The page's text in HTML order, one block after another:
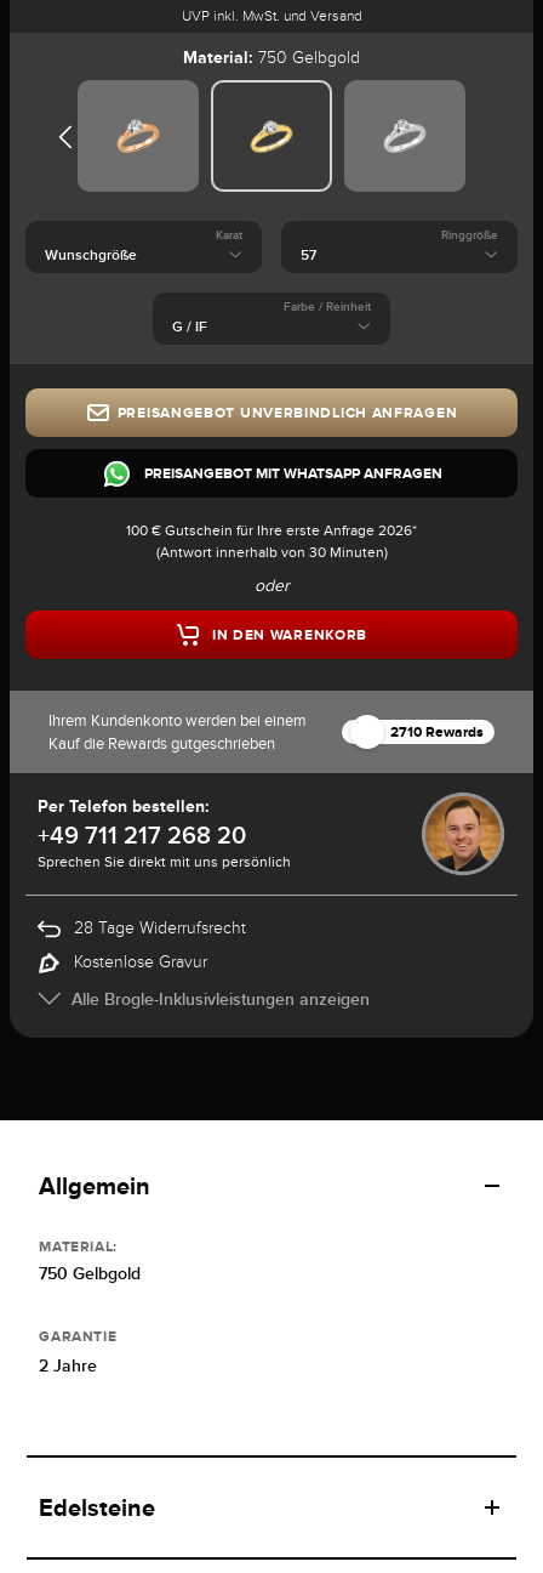
UVP inkl. MwSt. und Versand
Material: 750 Gelbgold
Karat Ringgröße
Farbe / Reinheit
PREISANGEBOT UNVERBINDLICH ANFRAGEN
PREISANGEBOT MIT WHATSAPP ANFRAGEN
100 € Gutschein für Ihre erste Anfrage 2026*
(Antwort innerhalb von 30 Minuten)
oder
IN DEN WARENKORB
Ihrem Kundenkonto werden bei einem
Kauf die Rewards gutgeschrieben
2710 Rewards
Per Telefon bestellen:
+49 711 217 268 20
Sprechen Sie direkt mit uns persönlich
28 Tage Widerrufsrecht
Kostenlose Gravur
Alle Brogle-Inklusivleistungen anzeigen
Allgemein
MATERIAL:
750 Gelbgold
GARANTIE
2 Jahre
Edelsteine